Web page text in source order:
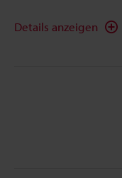
Details anzeigen